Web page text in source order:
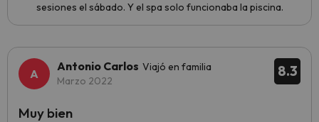
sesiones el sábado. Y el spa solo funcionaba la piscina.
8.3
Antonio Carlos Viajó en familia
Marzo 2022
Muy bien